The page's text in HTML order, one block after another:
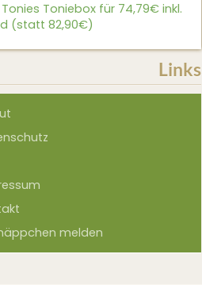
Tonies Toniebox für 74,79€ inkl.
(statt 82,90€)
Links
melden